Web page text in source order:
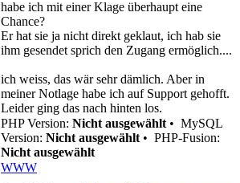
habe ich mit einer Klage überhaupt eine
Chance?
Er hat sie ja nicht direkt geklaut, ich hab sie
ihm gesendet sprich den Zugang ermöglich....
ich weiss, das wär sehr dämlich. Aber in
meiner Notlage habe ich auf Support gehofft.
Leider ging das nach hinten los.
PHP Version: Nicht ausgewählt • MySQL
Version: Nicht ausgewählt • PHP-Fusion:
Nicht ausgewählt
WWW